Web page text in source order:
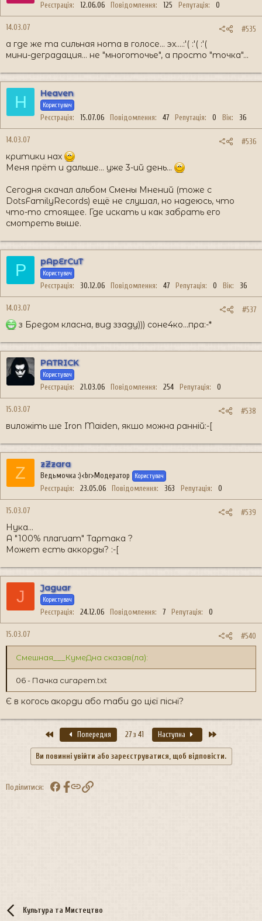
Реєстрація 12.06.06 Повідомлення 125 Репутація 0
14.03.07 #535
а где же та сильная нота в голосе... эх....:'( :'( :'(
мини-деградация... не "многоточье", а просто "точка"...
H Heaven
Користувач
Реєстрація 15.07.06 Повідомлення 47 Репутація 0 Вік 36
14.03.07 #536
критики нах
Меня прёт и дальше... уже 3-ий день...
Сегодня скачал альбом Смены Мнений (тоже c
DotsFamilyRecords) ещё не слушал, но надеюсь, что
что-то стоящее. Где искать и как забрать его
смотреть выше.
P pApErCuT
Користувач
Реєстрація 30.12.06 Повідомлення 47 Репутація 0 Вік 36
14.03.07 #537
з Бредом класна, вид ззаду))) соне4ко...пра:-*
PATRICK
Користувач
Реєстрація 21.03.06 Повідомлення 254 Репутація 0
15.03.07 #538
виложіть ше Iron Maiden, якшо можна ранній:-[
Z zZzara
Ведьмочка :)<br>Модератор Користувач
Реєстрація 23.05.06 Повідомлення 363 Репутація 0
15.03.07 #539
Нука...
А "100% плагиат" Тартака ?
Может есть аккорды? :-[
J Jaguar
Користувач
Реєстрація 24.12.06 Повідомлення 7 Репутація 0
15.03.07 #540
Смешная___КумеДна сказав(ла):
06 - Пачка сигарет.txt
Є в когось акорди або таби до цієї пісні?
Перший Попередня 27 з 41 Наступна
Ви повинні увійти або зареєструватися, щоб відповісти.
Поділитися: FacebookПосилання
Культура та Мистецтво